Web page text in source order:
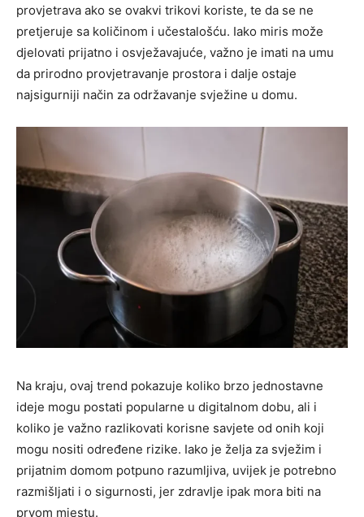
provjetrava ako se ovakvi trikovi koriste, te da se ne
pretjeruje sa količinom i učestalošću. Iako miris može
djelovati prijatno i osvježavajuće, važno je imati na umu
da prirodno provjetravanje prostora i dalje ostaje
najsigurniji način za održavanje svježine u domu.
Na kraju, ovaj trend pokazuje koliko brzo jednostavne
ideje mogu postati popularne u digitalnom dobu, ali i
koliko je važno razlikovati korisne savjete od onih koji
mogu nositi određene rizike. Iako je želja za svježim i
prijatnim domom potpuno razumljiva, uvijek je potrebno
razmišljati i o sigurnosti, jer zdravlje ipak mora biti na
prvom mjestu.